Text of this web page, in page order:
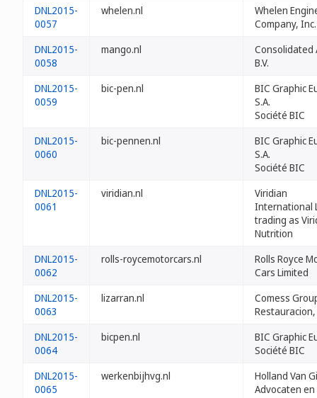
DNL2015-
0057
whelen.nl
Whelen
Company, Inc.
DNL2015-
0058
mango.nl
Consolidated
B.V.
DNL2015-
0059
bic-pen.nl
BIC Graphic
S.A.
Société BIC
DNL2015-
0060
bic-pennen.nl
BIC Graphic
S.A.
Société BIC
DNL2015-
0061
viridian.nl
Viridian
International
trading as
Nutrition
DNL2015-
0062
rolls-roycemotorcars.nl
Rolls Royce
Cars Limited
DNL2015-
0063
lizarran.nl
Comess
Restauracion,
DNL2015-
0064
bicpen.nl
BIC Graphic
Société BIC
DNL2015-
0065
werkenbijhvg.nl
Holland Van
Advocaten en